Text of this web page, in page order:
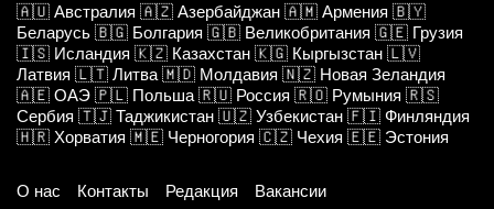
🇦🇺 Австралия 🇦🇿 Азербайджан 🇦🇲 Армения 🇧🇾
Беларусь 🇧🇬 Болгария 🇬🇧 Великобритания 🇬🇪 Грузия
🇮🇸 Исландия 🇰🇿 Казахстан 🇰🇬 Кыргызстан 🇱🇻
Латвия 🇱🇹 Литва 🇲🇩 Молдавия 🇳🇿 Новая Зеландия
🇦🇪 ОАЭ 🇵🇱 Польша 🇷🇺 Россия 🇷🇴 Румыния 🇷🇸
Сербия 🇹🇯 Таджикистан 🇺🇿 Узбекистан 🇫🇮 Финляндия
🇭🇷 Хорватия 🇲🇪 Черногория 🇨🇿 Чехия 🇪🇪 Эстония
О нас Контакты Редакция
Вакансии